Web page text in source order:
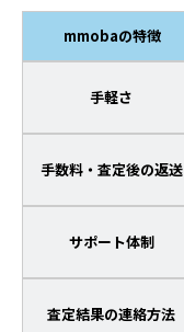
mmobaの特徴
手軽さ
手数料・査定後の返送
サポート体制
査定結果の連絡方法